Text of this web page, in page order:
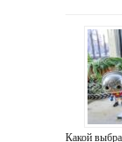
Какой